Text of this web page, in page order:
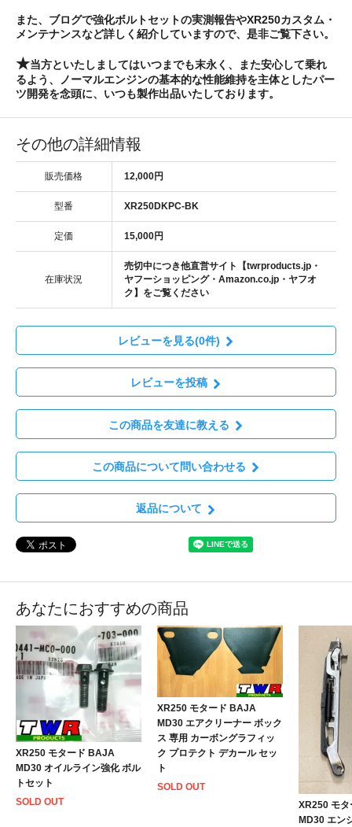
また、ブログで強化ボルトセットの実測報告やXR250カスタム・
メンテナンスなど詳しく紹介していますので、是非ご覧下さい。
★当方といたしましてはいつまでも末永く、また安心して乗れ
るよう、ノーマルエンジンの基本的な性能維持を主体としたパー
ツ開発を念頭に、いつも製作出品いたしております。
その他の詳細情報
販売価格 12,000円
型番 XR250DKPC-BK
定価 15,000円
在庫状況
売切中につき他直営サイト【twrproducts.jp・
ヤフーショッピング・Amazon.co.jp・ヤフオ
ク】をご覧ください
レビューを見る(0件)
レビューを投稿
この商品を友達に教える
この商品について問い合わせる
返品について
あなたにおすすめの商品
XR250 モタード BAJA
MD30 オイルライン強化 ボル
トセット
SOLD OUT
XR250 モタード BAJA
MD30 エアクリーナー ボック
ス 専用 カーボングラフィッ
ク プロテクト デカール セッ
ト
SOLD OUT
XR250 モ
MD30 エン